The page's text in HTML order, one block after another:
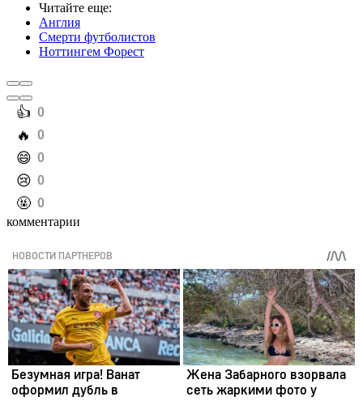
Читайте еще:
Англия
Смерти футболистов
Ноттингем Форест
️👍 0
️🔥 0
️😄 0
️😢 0
️🤬 0
комментарии